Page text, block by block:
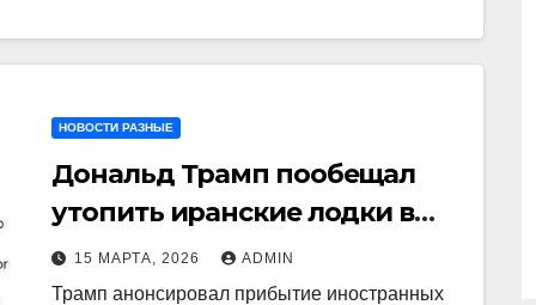
НОВОСТИ РАЗНЫЕ
Дональд Трамп пообещал
утопить иранские лодки в
Ормузском проливе
15 МАРТА, 2026 ADMIN
Трамп анонсировал прибытие иностранных